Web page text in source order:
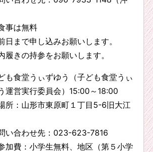
事は無料
日まで申し込みお願いします。
履きの持参をお願いします。
も食堂うぃずゆう（子ども食堂うぃ
運営実行委員会）15:00～18:00
所：山形市東原町１丁目5-6旧大江
い合わせ先：023-623-7816
加費：小学生無料、地区（第５小学